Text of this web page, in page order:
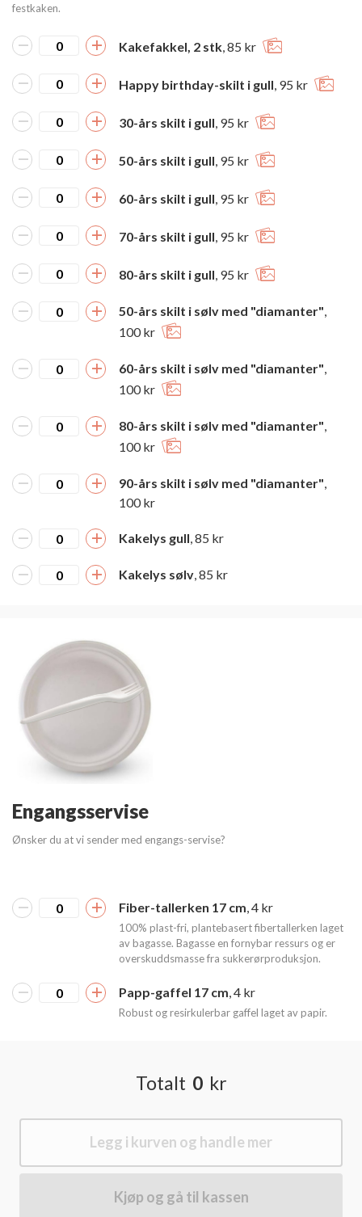
festkaken.
Kakefakkel, 2 stk , 85 kr
Happy birthday-skilt i gull , 95 kr
30-års skilt i gull , 95 kr
50-års skilt i gull , 95 kr
60-års skilt i gull , 95 kr
70-års skilt i gull , 95 kr
80-års skilt i gull , 95 kr
50-års skilt i sølv med "diamanter",
100 kr
60-års skilt i sølv med "diamanter",
100 kr
80-års skilt i sølv med "diamanter",
100 kr
90-års skilt i sølv med "diamanter",
100 kr
Kakelys gull, 85 kr
Kakelys sølv, 85 kr
Engangsservise
Ønsker du at vi sender med engangs-servise?
Fiber-tallerken 17 cm, 4 kr
100% plast-fri, plantebasert fibertallerken laget
av bagasse. Bagasse en fornybar ressurs og er
overskuddsmasse fra sukkerørproduksjon.
Papp-gaffel 17 cm, 4 kr
Robust og resirkulerbar gaffel laget av papir.
Totalt 0 kr
Legg i kurven og handle mer
Kjøp og gå til kassen